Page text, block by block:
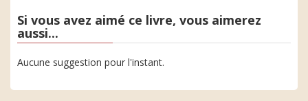
Si vous avez aimé ce livre, vous aimerez
aussi...
Aucune suggestion pour l'instant.